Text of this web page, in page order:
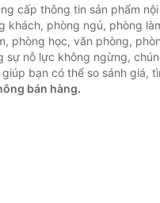
cấp thông tin sản phẩm
khách, phòng ngủ, phòng
phòng học, văn phòng,
sự nỗ lực không ngừng,
bạn có thể so sánh giá,
bán hàng.